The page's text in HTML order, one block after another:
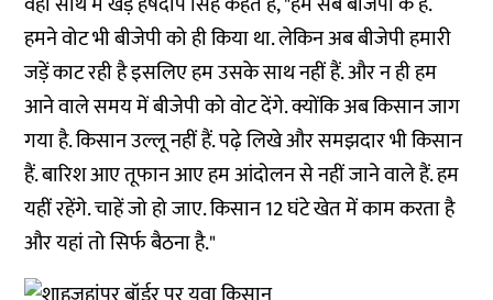
हमने वोट भी बीजेपी को ही किया था. लेकिन अब बीजेपी हमारी
जड़ें काट रही है इसलिए हम उसके साथ नहीं हैं. और न ही हम
आने वाले समय में बीजेपी को वोट देंगे. क्योंकि अब किसान जाग
गया है. किसान उल्लू नहीं हैं. पढ़े लिखे और समझदार भी किसान
हैं. बारिश आए तूफान आए हम आंदोलन से नहीं जाने वाले हैं. हम
यहीं रहेंगे. चाहें जो हो जाए. किसान 12 घंटे खेत में काम करता है
और यहां तो सिर्फ बैठना है."